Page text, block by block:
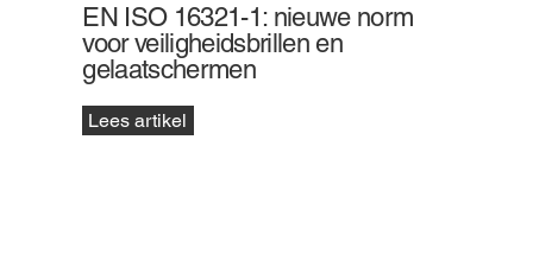
EN ISO 16321-1: nieuwe norm
voor veiligheidsbrillen en
gelaatschermen
Lees artikel